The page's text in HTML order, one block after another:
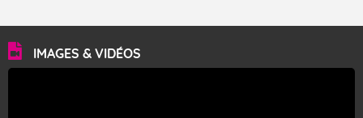
IMAGES & VIDÉOS